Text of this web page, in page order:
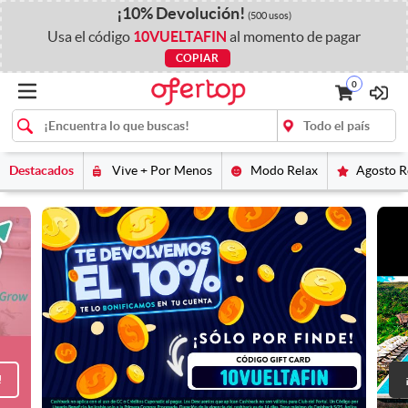
¡10%Devolución! (500 usos)
Usa el código 10VUELTAFIN al momento de pagar
COPIAR
0
Destacados Vive + Por Menos Modo Relax Agosto